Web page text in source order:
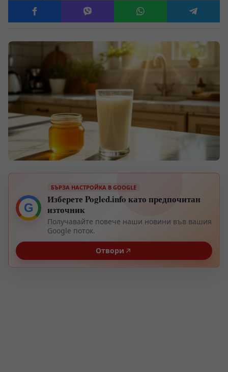
G
БЪРЗА НАСТРОЙКА В GOOGLE
Изберете Pogled.info като предпочитан
източник
Получавайте повече наши новини във вашия
Google поток.
Отвори